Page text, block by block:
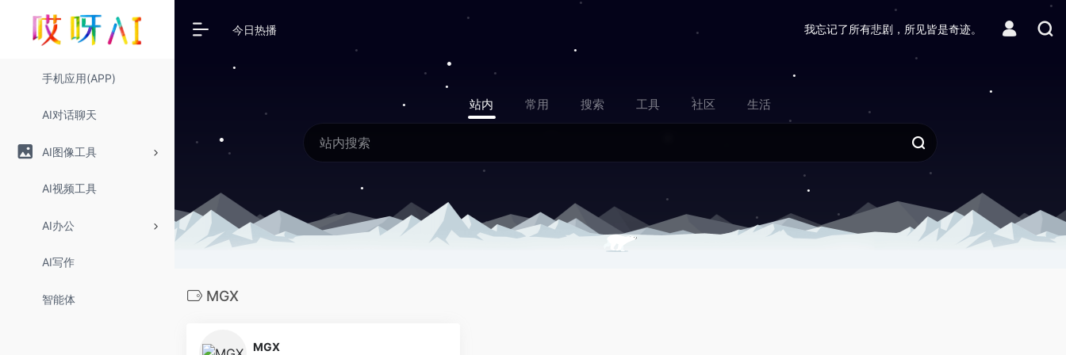
手机应用(APP)
AI对话聊天
AI图像工具
AI视频工具
AI办公
AI写作
智能体
今日热播 我忘记了所有悲剧，所见皆是奇迹。
站内 常用 搜索 工具 社区 生活
MGX
MGX